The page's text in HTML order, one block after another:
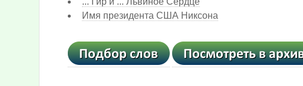
Имя президента США Никсона